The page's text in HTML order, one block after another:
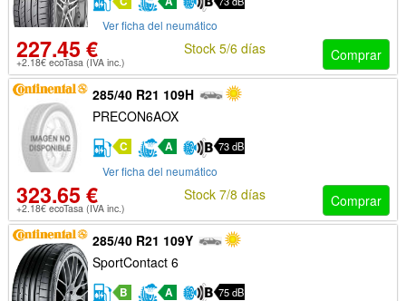
Ver ficha del neumático
227.45 €
+2.18€ ecoTasa (IVA inc.) Comprar
Stock 5/6 días
285/40 R21 109H
PRECON6AOX
C A 73 dB
Ver ficha del neumático
323.65 €
+2.18€ ecoTasa (IVA inc.) Comprar
Stock 7/8 días
285/40 R21 109Y
SportContact 6
B A 75 dB